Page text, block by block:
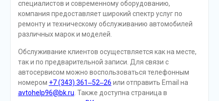
специалистов и современному оборудованию,
компания предоставляет широкий спектр услуг по
ремонту и техническому обслуживанию автомобилей
различных марок и моделей.
Обслуживание клиентов осуществляется как на месте,
так и по предварительной записи. Для связи с
автосервисом можно воспользоваться телефонным
номером +7 (343) 361‒52‒26 или отправить Email на
avtohelp96@bk.ru. Также доступна страница в